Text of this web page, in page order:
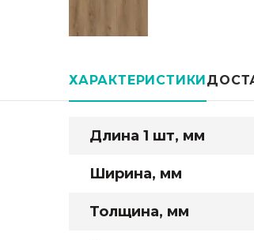
ХАРАКТЕРИСТИКИ
Длина 1 шт, мм
Ширина, мм
Толщина, мм